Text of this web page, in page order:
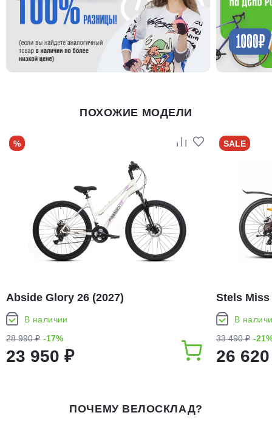
ПОХОЖИЕ МОДЕЛИ
%
Abside Glory 26 (2027)
В наличии
28 990 ₽ -17%
23 950 ₽
SALE
Stels Miss
В
33 490 ₽ -
26
ПОЧЕМУ ВЕЛОСКЛАД?